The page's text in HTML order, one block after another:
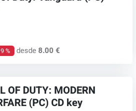
% desde8.00 €
OF DUTY: MODERN
(PC) CD key